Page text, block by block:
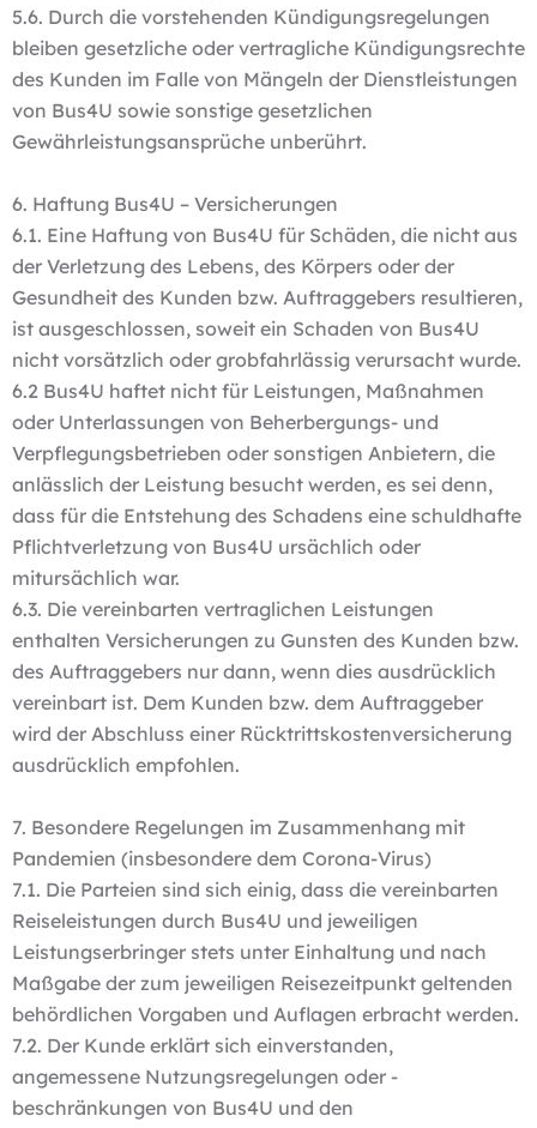
5.6. Durch die vorstehenden Kündigungsregelungen
bleiben gesetzliche oder vertragliche Kündigungsrechte
des Kunden im Falle von Mängeln der Dienstleistungen
von Bus4U sowie sonstige gesetzlichen
Gewährleistungsansprüche unberührt.
6. Haftung Bus4U – Versicherungen
6.1. Eine Haftung von Bus4U für Schäden, die nicht aus
der Verletzung des Lebens, des Körpers oder der
Gesundheit des Kunden bzw. Auftraggebers resultieren,
ist ausgeschlossen, soweit ein Schaden von Bus4U
nicht vorsätzlich oder grobfahrlässig verursacht wurde.
6.2 Bus4U haftet nicht für Leistungen, Maßnahmen
oder Unterlassungen von Beherbergungs- und
Verpflegungsbetrieben oder sonstigen Anbietern, die
anlässlich der Leistung besucht werden, es sei denn,
dass für die Entstehung des Schadens eine schuldhafte
Pflichtverletzung von Bus4U ursächlich oder
mitursächlich war.
6.3. Die vereinbarten vertraglichen Leistungen
enthalten Versicherungen zu Gunsten des Kunden bzw.
des Auftraggebers nur dann, wenn dies ausdrücklich
vereinbart ist. Dem Kunden bzw. dem Auftraggeber
wird der Abschluss einer Rücktrittskostenversicherung
ausdrücklich empfohlen.
7. Besondere Regelungen im Zusammenhang mit
Pandemien (insbesondere dem Corona-Virus)
7.1. Die Parteien sind sich einig, dass die vereinbarten
Reiseleistungen durch Bus4U und jeweiligen
Leistungserbringer stets unter Einhaltung und nach
Maßgabe der zum jeweiligen Reisezeitpunkt geltenden
behördlichen Vorgaben und Auflagen erbracht werden.
7.2. Der Kunde erklärt sich einverstanden,
angemessene Nutzungsregelungen oder -
beschränkungen von Bus4U und den